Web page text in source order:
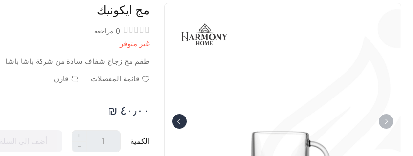
مج ايكونيك
0 مراجعة
غير متوفر
طقم مج زجاج شفاف سادة من شركة باشا باشا
قائمة المفضلات
قارن
٤٠٫٠٠ ₪
الكمية
+
-
أضف إلى السلة